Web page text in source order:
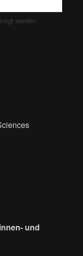
werden.
und